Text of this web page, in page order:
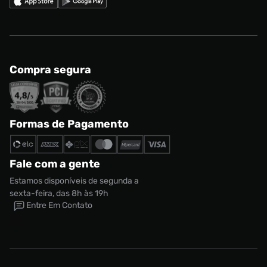
Compra segura
Formas de Pagamento
Fale com a gente
Estamos disponíveis de segunda a
sexta-feira, das 8h às 19h
Entre Em Contato